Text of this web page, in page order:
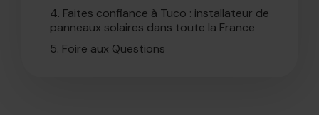
4. Faites confiance à Tuco : installateur de
panneaux solaires dans toute la France
5. Foire aux Questions